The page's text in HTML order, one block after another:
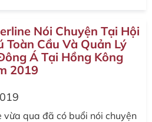
Nói Chuyện Tại Hội
Toàn Cầu Và Quản Lý
Á Tại Hồng Kông
2019
qua đã có buổi nói chuyện